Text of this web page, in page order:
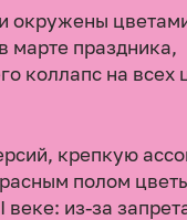
марте праздника,
коллапс на всех
крепкую
полом
веке: из-за